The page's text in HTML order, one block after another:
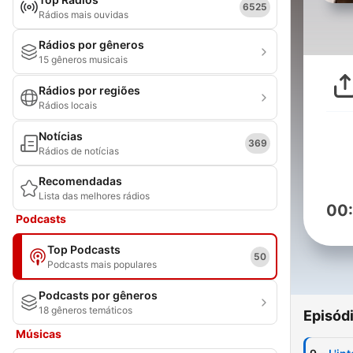
Rádios mais ouvidas
6525
Rádios por gêneros
15 gêneros musicais
Rádios por regiões
Rádios locais
Notícias
Rádios de notícias
369
Recomendadas
Lista das melhores rádios
Podcasts
Top Podcasts
Podcasts mais populares
50
Podcasts por gêneros
18 gêneros temáticos
Músicas